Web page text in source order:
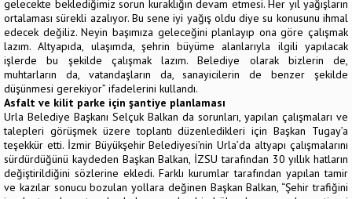
gelecekte beklediğimiz sorun kuraklığın devam etmesi. Her yıl yağışların
ortalaması sürekli azalıyor. Bu sene iyi yağış oldu diye su konusunu ihmal
edecek değiliz. Neyin başımıza geleceğini planlayıp ona göre çalışmak
lazım. Altyapıda, ulaşımda, şehrin büyüme alanlarıyla ilgili yapılacak
işlerde bu şekilde çalışmak lazım. Belediye olarak bizlerin de,
muhtarların da, vatandaşların da, sanayicilerin de benzer şekilde
düşünmesi gerekiyor” ifadelerini kullandı.
Asfalt ve kilit parke için şantiye planlaması
Urla Belediye Başkanı Selçuk Balkan da sorunları, yapılan çalışmaları ve
talepleri görüşmek üzere toplantı düzenledikleri için Başkan Tugay’a
teşekkür etti. İzmir Büyükşehir Belediyesi’nin Urla’da altyapı çalışmalarını
sürdürdüğünü kaydeden Başkan Balkan, İZSU tarafından 30 yıllık hatların
değiştirildiğini sözlerine ekledi. Farklı kurumlar tarafından yapılan tamir
ve kazılar sonucu bozulan yollara değinen Başkan Balkan, “Şehir trafiğini